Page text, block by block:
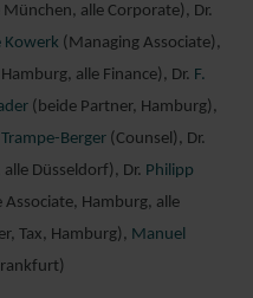
alle Corporate), Dr.
Kowerk (Managing Associate),
alle Finance), Dr. F.
(beide Partner, Hamburg),
Trampe-Berger (Counsel), Dr.
Düsseldorf), Dr. Philipp
Associate, Hamburg, alle
Tax, Hamburg), Manuel